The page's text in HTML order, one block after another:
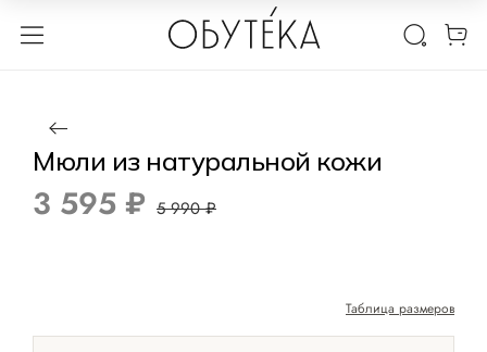
1 / 4
Мюли из натуральной кожи
3 595 ₽ 5 990 ₽
Таблица размеров